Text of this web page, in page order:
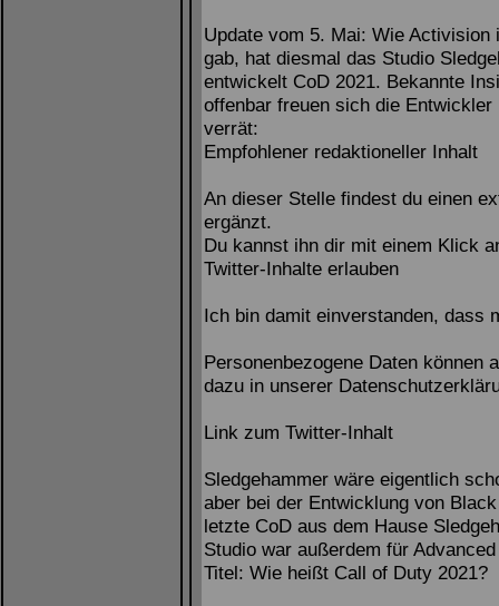
Update vom 5. Mai: Wie
gab, hat diesmal das Studio
entwickelt CoD 2021. Bekannte
offenbar freuen sich die
verrät:
Empfohlener redaktioneller Inhalt
An dieser Stelle findest du einen
ergänzt.
Du kannst ihn dir mit einem Klick
Twitter-Inhalte erlauben
Ich bin damit einverstanden, dass
Personenbezogene Daten können
dazu in unserer
Link zum Twitter-Inhalt
Sledgehammer wäre eigentlich
aber bei der Entwicklung von
letzte CoD aus dem Hause
Studio war außerdem für
Titel: Wie heißt Call of Duty 2021?